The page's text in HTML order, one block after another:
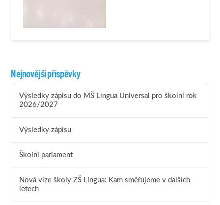
Nejnovější příspěvky
Výsledky zápisu do MŠ Lingua Universal pro školní rok
2026/2027
Výsledky zápisu
Školní parlament
Nová vize školy ZŠ Lingua: Kam směřujeme v dalších
letech